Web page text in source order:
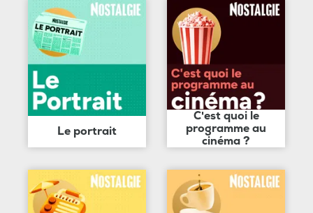
Le portrait
C'est quoi le
programme au
cinéma ?